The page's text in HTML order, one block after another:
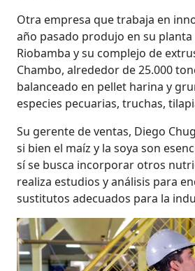
Otra empresa que trabaja en
año pasado produjo en su
Riobamba y su complejo de
Chambo, alrededor de 25.000
balanceado en pellet harina y
especies pecuarias, truchas,
Su gerente de ventas, Diego
si bien el maíz y la soya son
sí se busca incorporar otros
realiza estudios y análisis para
sustitutos adecuados para la